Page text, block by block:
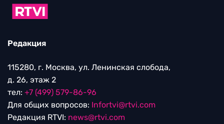
Редакция
115280, г. Москва, ул. Ленинская слобода,
д. 26, этаж 2
тел: +7 (499) 579-86-96
Для общих вопросов: Infortvi@rtvi.com
Редакция RTVI: news@rtvi.com